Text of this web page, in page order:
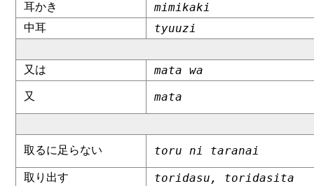
耳かき mimikaki
中耳 tyuuzi
又は mata wa
又 mata
取るに足らない toru ni taranai
取り出す toridasu, toridasita